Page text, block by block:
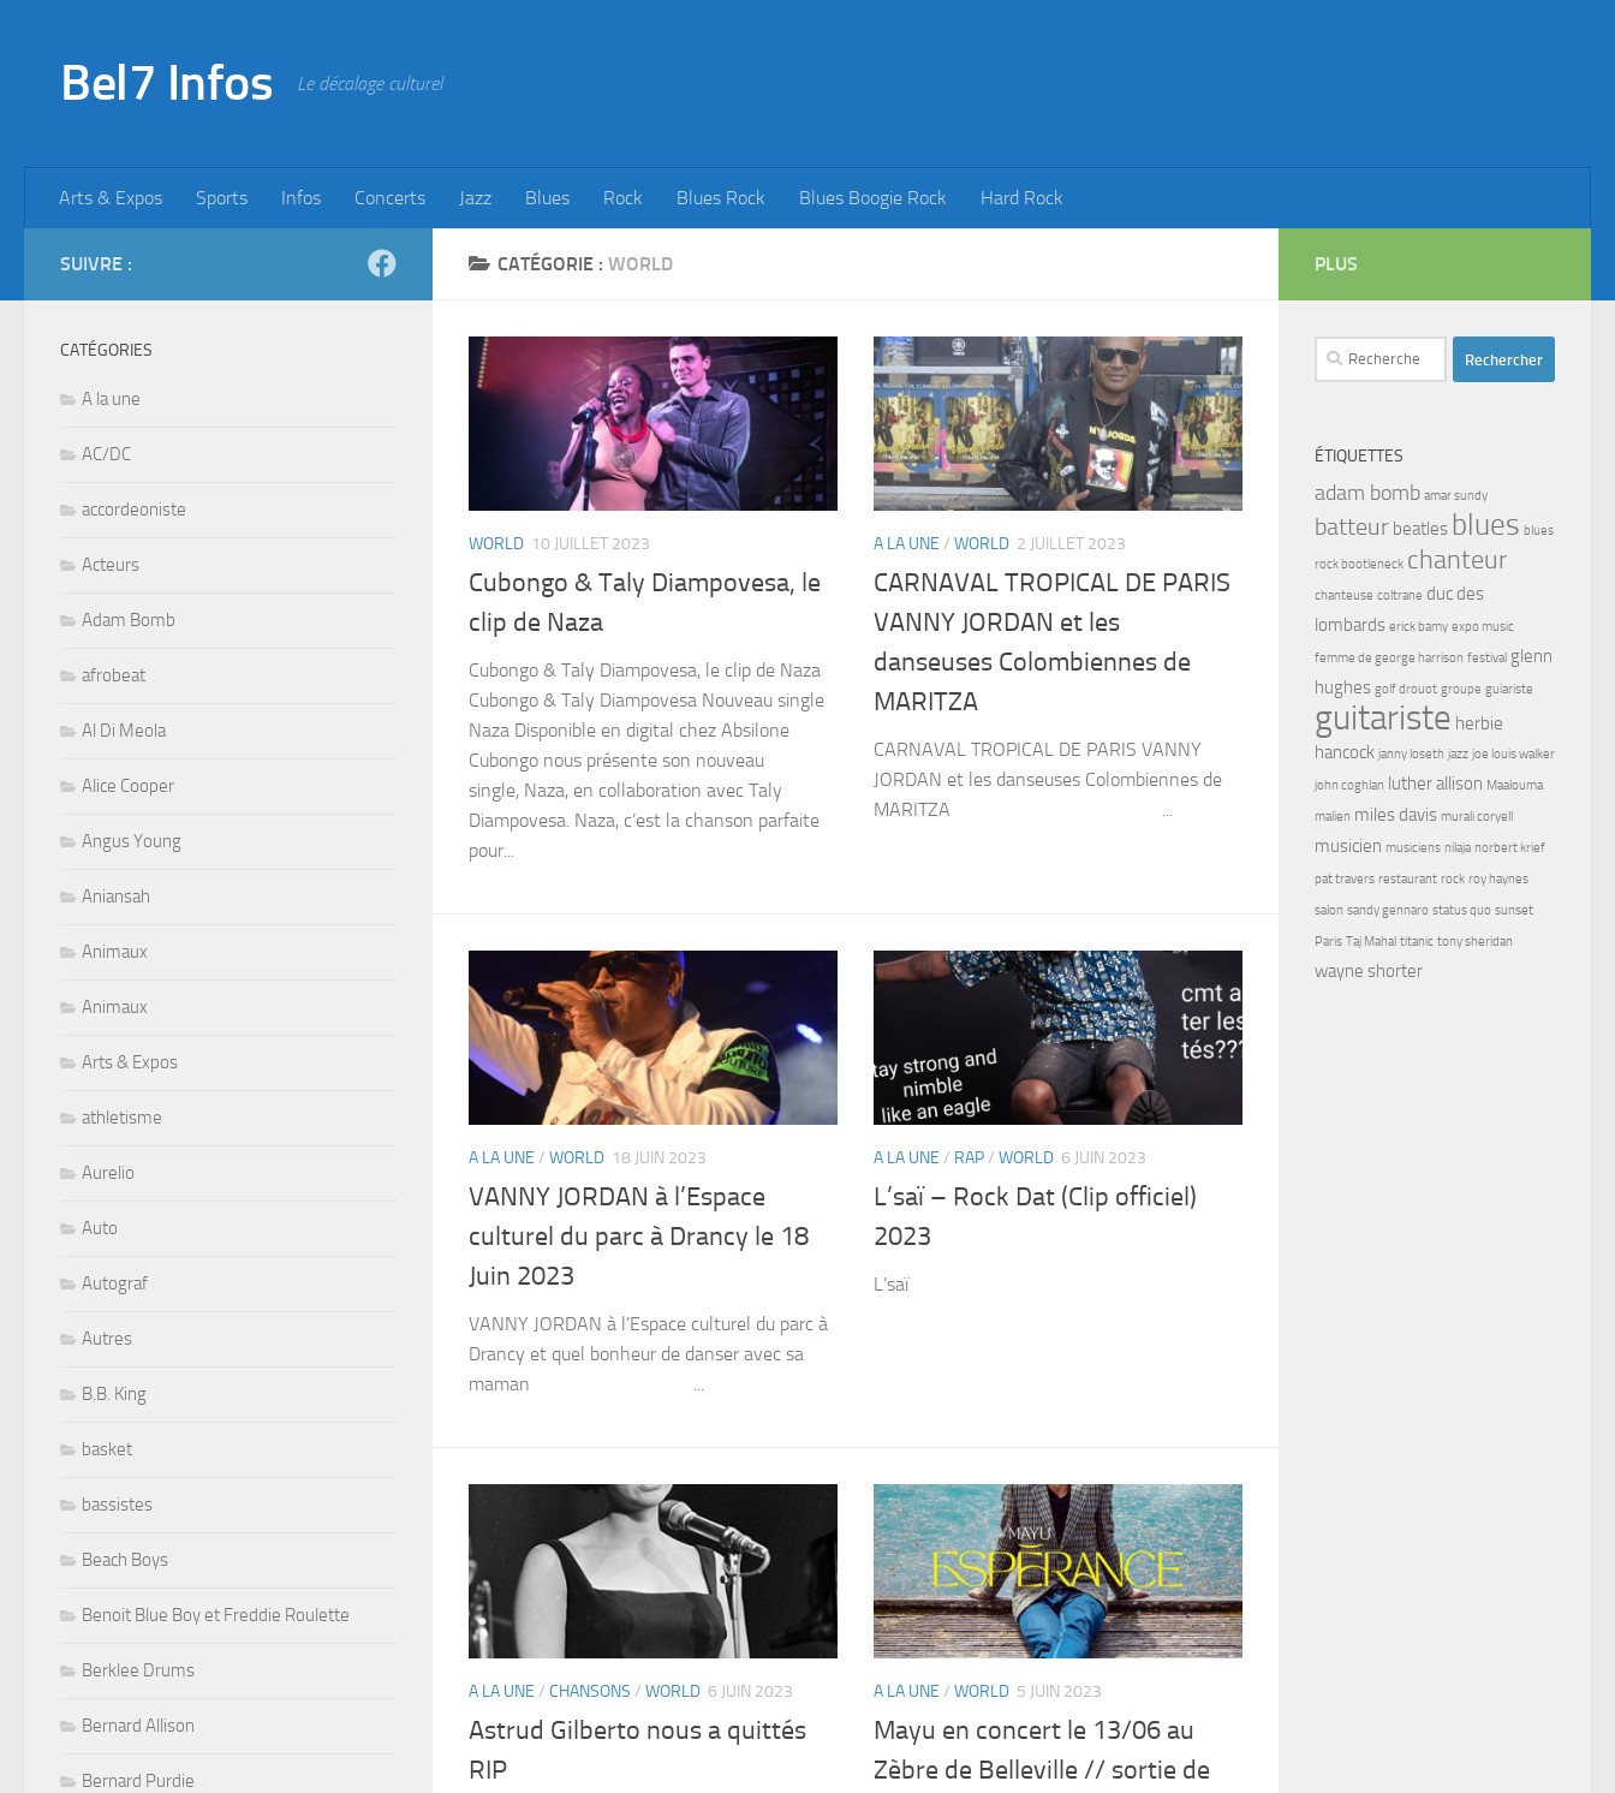
Bel7 Infos Le décalage culturel
Arts & Expos Sports Infos Concerts Jazz Blues Rock Blues Rock Blues Boogie Rock Hard Rock
CATÉGORIE : WORLD
WORLD 10 JUILLET 2023
Cubongo & Taly Diampovesa, le
clip de Naza
Cubongo & Taly Diampovesa, le clip de Naza
Cubongo & Taly Diampovesa Nouveau single
Naza Disponible en digital chez Absilone
Cubongo nous présente son nouveau
single, Naza, en collaboration avec Taly
Diampovesa. Naza, c’est la chanson parfaite
pour...
A LA UNE / WORLD 2 JUILLET 2023
CARNAVAL TROPICAL DE PARIS
VANNY JORDAN et les
danseuses Colombiennes de
MARITZA
CARNAVAL TROPICAL DE PARIS VANNY
JORDAN et les danseuses Colombiennes de
MARITZA ...
A LA UNE / WORLD 18 JUIN 2023
VANNY JORDAN à l’Espace
culturel du parc à Drancy le 18
Juin 2023
VANNY JORDAN à l’Espace culturel du parc à
Drancy et quel bonheur de danser avec sa
maman ...
A LA UNE / RAP/ WORLD 6 JUIN 2023
L’saï – Rock Dat (Clip officiel)
2023
L’saï
A LA UNE / CHANSONS / WORLD 6 JUIN 2023
Astrud Gilberto nous a quittés
RIP
A LA UNE / WORLD 5 JUIN 2023
Mayu en concert le 13/06 au
Zèbre de Belleville // sortie de
SUIVRE :
CATÉGORIES
A la une
AC/DC
accordeoniste
Acteurs
Adam Bomb
afrobeat
Al Di Meola
Alice Cooper
Angus Young
Aniansah
Animaux
Animaux
Arts & Expos
athletisme
Aurelio
Auto
Autograf
Autres
B.B. King
basket
bassistes
Beach Boys
Benoit Blue Boy et Freddie Roulette
Berklee Drums
Bernard Allison
Bernard Purdie
PLUS
Rechercher :
ÉTIQUETTES
adam bomb amar sundy
batteur beatles blues blues
rock bootleneck chanteur
chanteuse coltrane duc des
lombards erick bamy expo music
femme de george harrison festival glenn
hughes golf drouot groupe guiariste
guitariste herbie
hancock janny loseth jazz joe louis walker
john coghlan luther allison Maalouma
malien miles davis murali coryell
musicien musiciens nilaja norbert krief
pat travers restaurant rock roy haynes
salon sandy gennaro status quo sunset
Paris Taj Mahal titanic tony sheridan
wayne shorter